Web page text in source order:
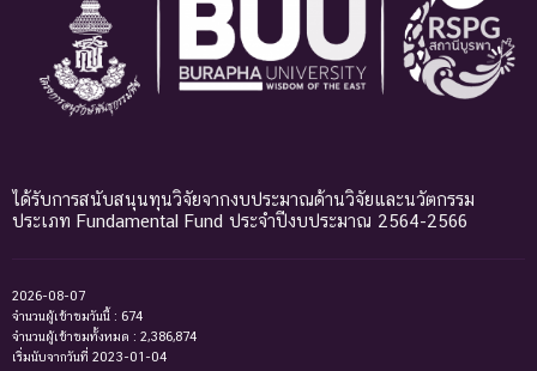
ได้รับการสนับสนุนทุนวิจัยจากงบประมาณด้านวิจัยและนวัตกรรม
ประเภท Fundamental Fund ประจำปีงบประมาณ 2564-2566
2026-08-07
จำนวนผู้เข้าชมวันนี้ : 674
จำนวนผู้เข้าชมทั้งหมด : 2,386,874
เริ่มนับจากวันที่ 2023-01-04